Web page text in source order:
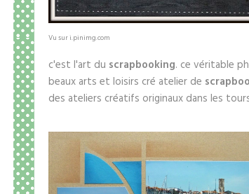
Vu sur i.pinimg.com
c'est l'art du scrapbooking. ce véritable
beaux arts et loisirs cré atelier de
des ateliers créatifs originaux dans les